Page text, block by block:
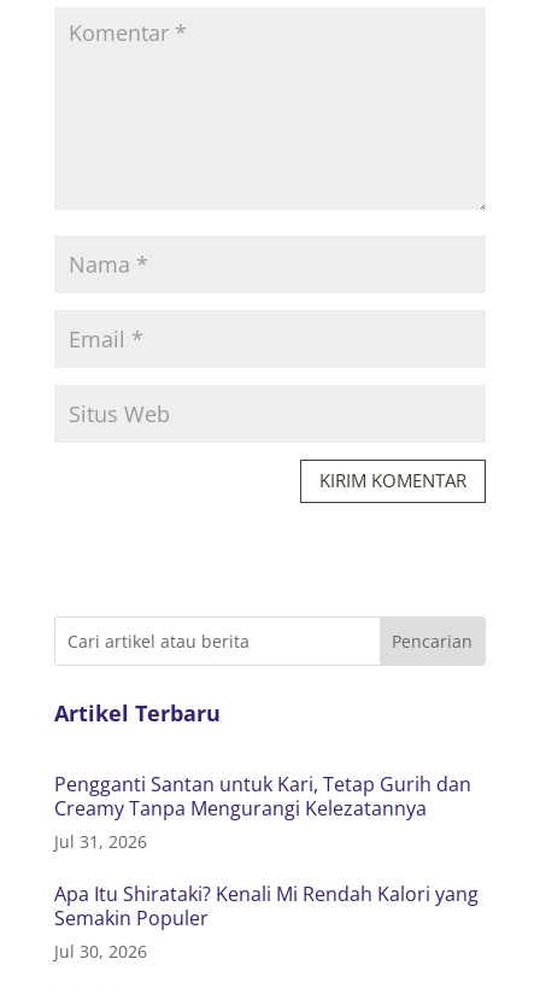
KIRIM KOMENTAR
Artikel Terbaru
Pengganti Santan untuk Kari, Tetap Gurih dan
Creamy Tanpa Mengurangi Kelezatannya
Jul 31, 2026
Apa Itu Shirataki? Kenali Mi Rendah Kalori yang
Semakin Populer
Jul 30, 2026